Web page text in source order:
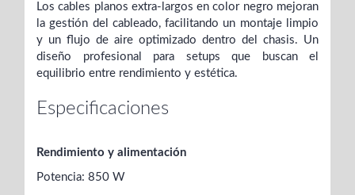
Los cables planos extra-largos en color negro mejoran
la gestión del cableado, facilitando un montaje limpio
y un flujo de aire optimizado dentro del chasis. Un
diseño profesional para setups que buscan el
equilibrio entre rendimiento y estética.
Especificaciones
Rendimiento y alimentación
Potencia: 850 W